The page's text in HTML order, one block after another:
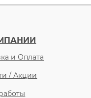
и Оплата
/ Акции